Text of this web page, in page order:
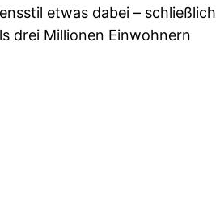
etwas dabei – schließlich
drei Millionen Einwohnern